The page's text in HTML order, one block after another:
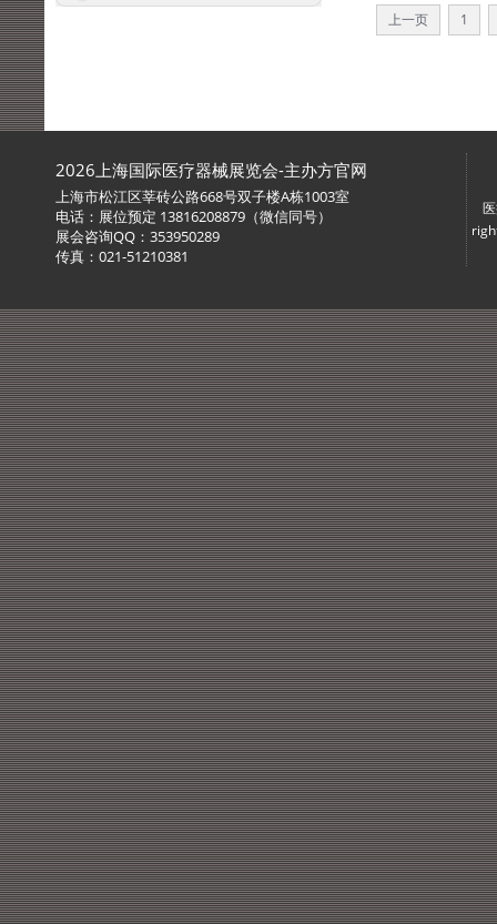
上一页 1
2026上海国际医疗器械展览会-主办方官网
上海市松江区莘砖公路668号双子楼A栋1003室
电话：展位预定 13816208879（微信同号）
展会咨询QQ：353950289
传真：021-51210381